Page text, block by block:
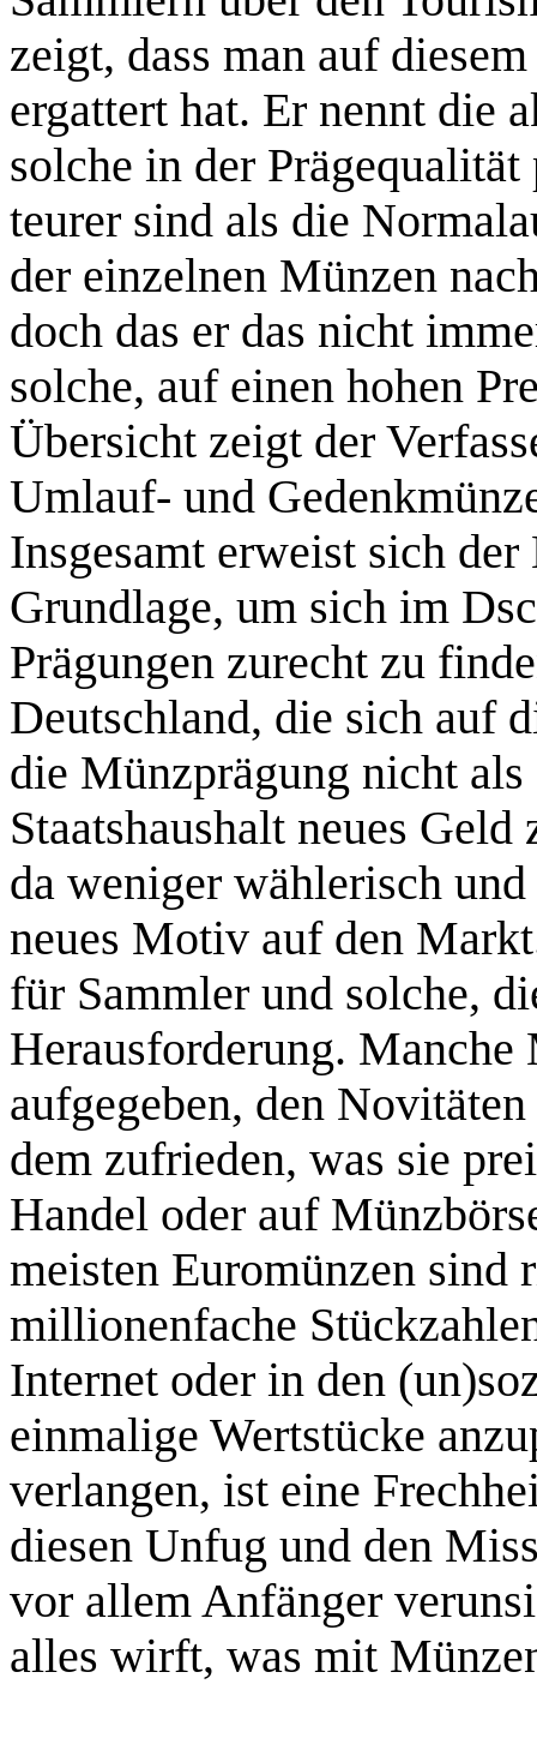
zeigt, dass man auf
ergattert hat. Er nennt die
solche in der
teurer sind als die
der einzelnen Münzen
doch das er das nicht
solche, auf einen hohen
Übersicht zeigt der
Umlauf- und
Insgesamt erweist sich
Grundlage, um sich im
Prägungen zurecht zu
Deutschland, die sich auf
die Münzprägung nicht
Staatshaushalt neues
da weniger wählerisch
neues Motiv auf den
für Sammler und solche,
Herausforderung. Manche
aufgegeben, den
dem zufrieden, was sie
Handel oder auf
meisten Euromünzen sind
millionenfache
Internet oder in den
einmalige Wertstücke
verlangen, ist eine
diesen Unfug und den
vor allem Anfänger
alles wirft, was mit